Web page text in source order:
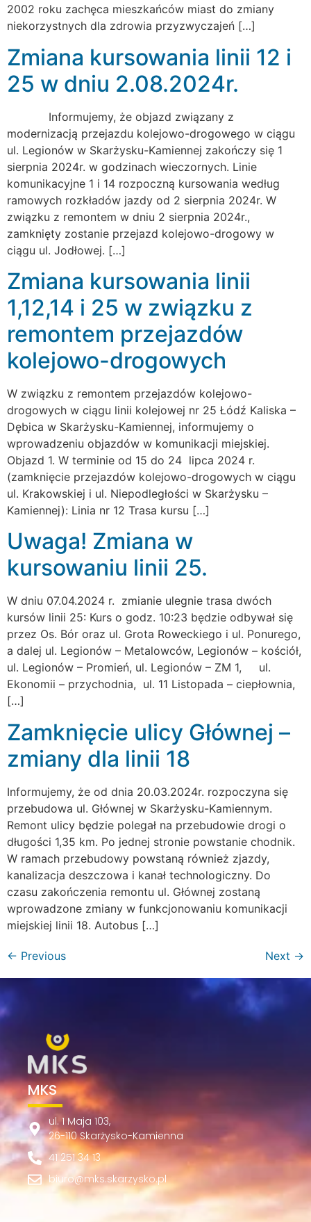
2002 roku zachęca mieszkańców miast do zmiany
niekorzystnych dla zdrowia przyzwyczajeń […]
Zmiana kursowania linii 12 i
25 w dniu 2.08.2024r.
Informujemy, że objazd związany z
modernizacją przejazdu kolejowo-drogowego w ciągu
ul. Legionów w Skarżysku-Kamiennej zakończy się 1
sierpnia 2024r. w godzinach wieczornych. Linie
komunikacyjne 1 i 14 rozpoczną kursowania według
ramowych rozkładów jazdy od 2 sierpnia 2024r. W
związku z remontem w dniu 2 sierpnia 2024r.,
zamknięty zostanie przejazd kolejowo-drogowy w
ciągu ul. Jodłowej. […]
Zmiana kursowania linii
1,12,14 i 25 w związku z
remontem przejazdów
kolejowo-drogowych
W związku z remontem przejazdów kolejowo-
drogowych w ciągu linii kolejowej nr 25 Łódź Kaliska –
Dębica w Skarżysku-Kamiennej, informujemy o
wprowadzeniu objazdów w komunikacji miejskiej.
Objazd 1. W terminie od 15 do 24 lipca 2024 r.
(zamknięcie przejazdów kolejowo-drogowych w ciągu
ul. Krakowskiej i ul. Niepodległości w Skarżysku –
Kamiennej): Linia nr 12 Trasa kursu […]
Uwaga! Zmiana w
kursowaniu linii 25.
W dniu 07.04.2024 r. zmianie ulegnie trasa dwóch
kursów linii 25: Kurs o godz. 10:23 będzie odbywał się
przez Os. Bór oraz ul. Grota Roweckiego i ul. Ponurego,
a dalej ul. Legionów – Metalowców, Legionów – kościół,
ul. Legionów – Promień, ul. Legionów – ZM 1, ul.
Ekonomii – przychodnia, ul. 11 Listopada – ciepłownia,
[…]
Zamknięcie ulicy Głównej –
zmiany dla linii 18
Informujemy, że od dnia 20.03.2024r. rozpoczyna się
przebudowa ul. Głównej w Skarżysku-Kamiennym.
Remont ulicy będzie polegał na przebudowie drogi o
długości 1,35 km. Po jednej stronie powstanie chodnik.
W ramach przebudowy powstaną również zjazdy,
kanalizacja deszczowa i kanał technologiczny. Do
czasu zakończenia remontu ul. Głównej zostaną
wprowadzone zmiany w funkcjonowaniu komunikacji
miejskiej linii 18. Autobus […]
← Previous Next →
MKS
ul. 1 Maja 103,
26-110 Skarżysko-Kamienna
41 251 34 13
biuro@mks.skarzysko.pl